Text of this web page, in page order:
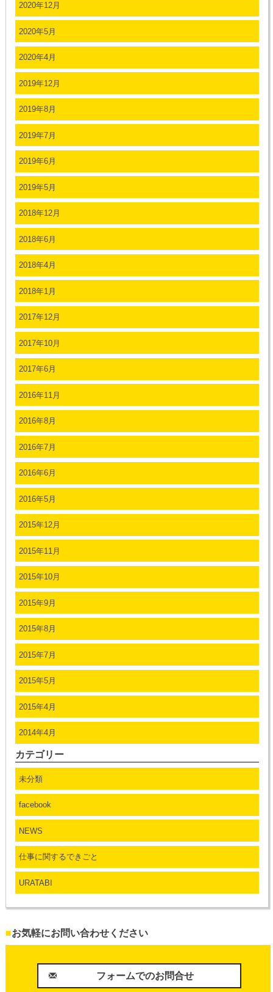
2020年12月
2020年5月
2020年4月
2019年12月
2019年8月
2019年7月
2019年6月
2019年5月
2018年12月
2018年6月
2018年4月
2018年1月
2017年12月
2017年10月
2017年6月
2016年11月
2016年8月
2016年7月
2016年6月
2016年5月
2015年12月
2015年11月
2015年10月
2015年9月
2015年8月
2015年7月
2015年5月
2015年4月
2014年4月
カテゴリー
未分類
facebook
NEWS
仕事に関するできごと
URATABI
■お気軽にお問い合わせください
フォームでのお問合せ